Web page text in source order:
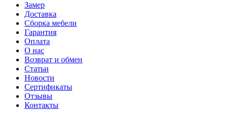
Замер
Доставка
Сборка мебели
Гарантия
Оплата
О нас
Возврат и обмен
Статьи
Новости
Сертификаты
Отзывы
Контакты